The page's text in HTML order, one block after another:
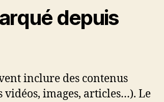
depuis
inclure des contenus
images, articles…). Le